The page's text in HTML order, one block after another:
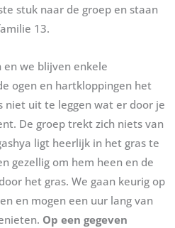
stuk naar de groep en staan
13.
en we blijven enkele
ogen en hartkloppingen het
niet uit te leggen wat er door je
De groep trekt zich niets van
ligt heerlijk in het gras te
gezellig om hem heen en de
het gras. We gaan keurig op
en mogen een uur lang van
Op een gegeven